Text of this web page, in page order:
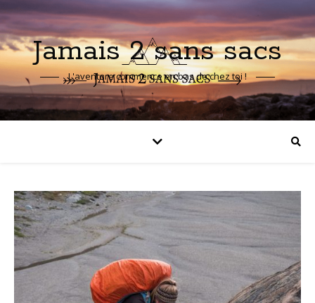
Jamais 2 sans sacs
L'aventure commence en bas de chez toi !